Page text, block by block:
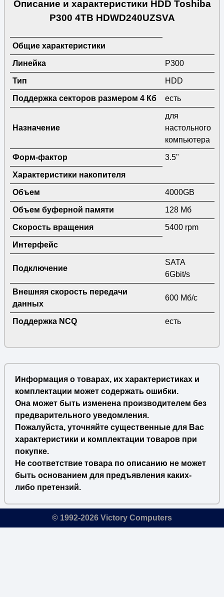
Описание и характеристики HDD Toshiba
P300 4TB HDWD240UZSVA
Общие характеристики
Линейка P300
Тип HDD
Поддержка секторов размером 4 Кб есть
Назначение
для
настольного
компьютера
Форм-фактор 3.5"
Характеристики накопителя
Объем 4000GB
Объем буферной памяти 128 Мб
Скорость вращения 5400 rpm
Интерфейс
Подключение
SATA
6Gbit/s
Внешняя скорость передачи
данных
600 Мб/с
Поддержка NCQ есть
Информация о товарах, их характеристиках и
комплектации может содержать ошибки.
Она может быть изменена производителем без
предварительного уведомления.
Пожалуйста, уточняйте существенные для Вас
характеристики и комплектации товаров при
покупке.
Не соответствие товара по описанию не может
быть основанием для предъявления каких-
либо претензий.
© 1992-2026 Victory Computers